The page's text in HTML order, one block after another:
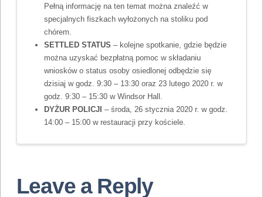
Pełną informację na ten temat można znaleźć w
specjalnych fiszkach wyłożonych na stoliku pod
chórem.
SETTLED STATUS– kolejne spotkanie, gdzie będzie
można uzyskać bezpłatną pomoc w składaniu
wniosków o status osoby osiedlonej odbędzie się
dzisiaj w godz. 9:30 – 13:30 oraz 23 lutego 2020 r. w
godz. 9:30 – 15:30 w Windsor Hall.
DYŻUR POLICJI– środa, 26 stycznia 2020 r. w godz.
14:00 – 15:00 w restauracji przy kościele.
Leave a Reply